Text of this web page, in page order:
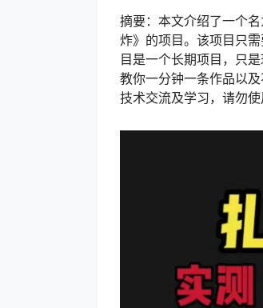
摘要：本文介绍了一个
炸》的项目。该项目只
目是一个长期项目，只
教你一分钟一条作品以
技术交流及学习，请勿